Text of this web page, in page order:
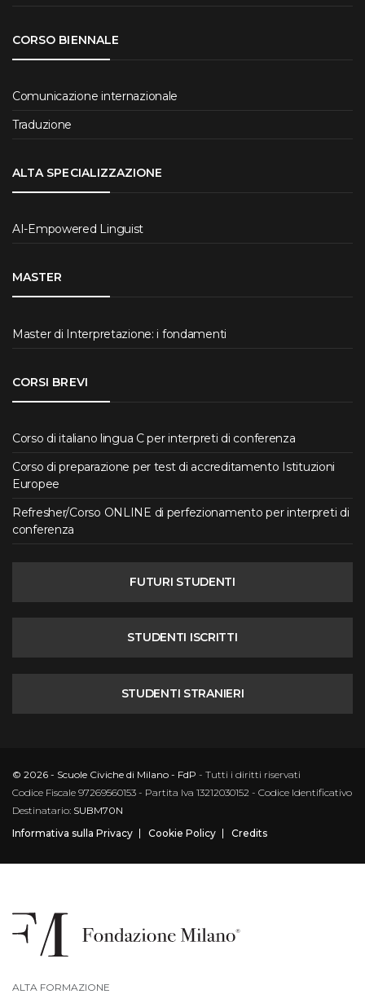
CORSO BIENNALE
Comunicazione internazionale
Traduzione
ALTA SPECIALIZZAZIONE
AI-Empowered Linguist
MASTER
Master di Interpretazione: i fondamenti
CORSI BREVI
Corso di italiano lingua C per interpreti di conferenza
Corso di preparazione per test di accreditamento Istituzioni
Europee
Refresher/Corso ONLINE di perfezionamento per interpreti di
conferenza
FUTURI STUDENTI
STUDENTI ISCRITTI
STUDENTI STRANIERI
© 2026 - Scuole Civiche di Milano - FdP - Tutti i diritti riservati
Codice Fiscale 97269560153 - Partita Iva 13212030152 - Codice Identificativo
Destinatario: SUBM70N
Informativa sulla Privacy
Cookie Policy Credits
ALTA FORMAZIONE